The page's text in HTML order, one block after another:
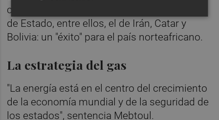
celebrado en Argel que congregó a 10 jefes
de Estado, entre ellos, el de Irán, Catar y
Bolivia: un "éxito" para el país norteafricano.
La estrategia del gas
"La energía está en el centro del crecimiento
de la economía mundial y de la seguridad de
los estados", sentencia Mebtoul.